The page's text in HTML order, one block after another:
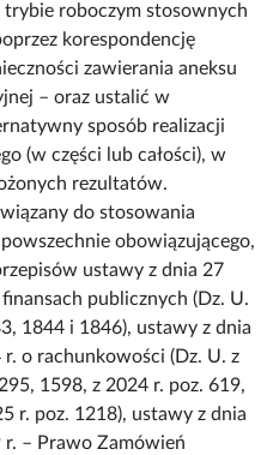
trybie roboczym stosownych
korespondencję
zawierania aneksu
– oraz ustalić w
sposób realizacji
(w części lub całości), w
rezultatów.
do stosowania
obowiązującego,
ustawy z dnia 27
publicznych (Dz. U.
1844 i 1846), ustawy z dnia
o rachunkowości (Dz. U. z
1598, z 2024 r. poz. 619,
r. poz. 1218), ustawy z dnia
r. – Prawo Zamówień